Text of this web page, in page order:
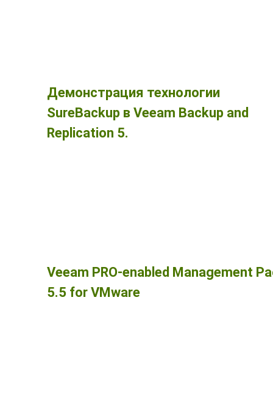
Демонстрация технологии
SureBackup в Veeam Backup and
Replication 5.
Veeam PRO-enabled Management
5.5 for VMware